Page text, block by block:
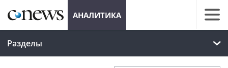
АНАЛИТИКА
Разделы